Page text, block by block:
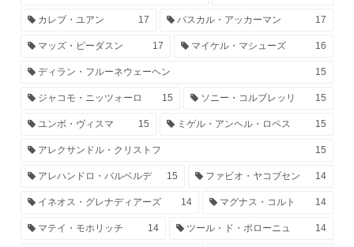
カレブ・ユアン 17 パスカル・アッカーマン 17
マッズ・ピーダスン 17 マイケル・マシューズ 16
ディラン・フルーネウェーヘン 15
ジャコモ・ニッツォーロ 15 ソニー・コルブレッリ 15
ユンボ・ヴィスマ 15 ミゲル・アンヘル・ロペス 15
アレクサンドル・クリストフ 15
アレハンドロ・バルベルデ 15 ファビオ・ヤコブセン 14
イネオス・グレナディアーズ 14 マグナス・コルト 14
マテイ・モホリッチ 14 ツール・ド・ポローニュ 14